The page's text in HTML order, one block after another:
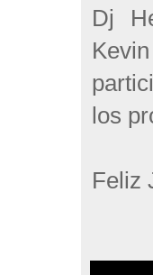
Dj
los
Feliz